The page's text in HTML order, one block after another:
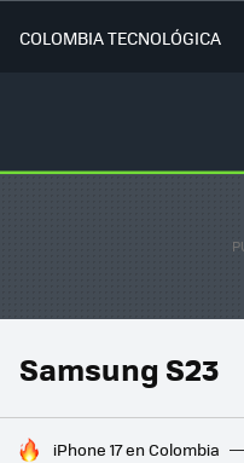
COLOMBIA TECNOLÓGICA
Samsung S23
HOY SE HABLA DE
iPhone 17 en Colombia